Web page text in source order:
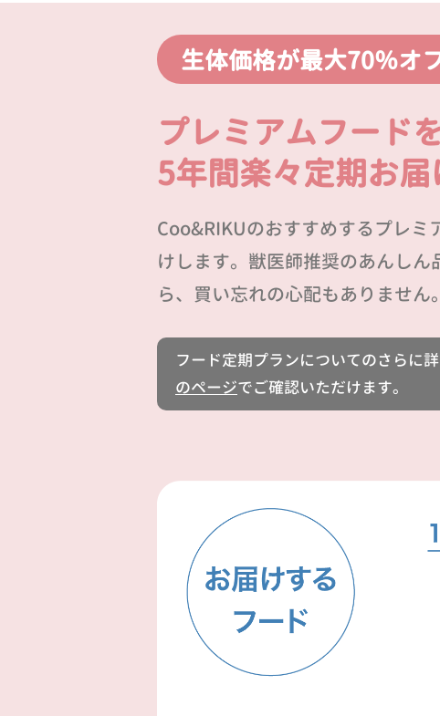
生体価格が最大70％オ
プレミアムフード
5年間楽々定期お届
Coo&RIKUのおすすめするプレミ
けします。獣医師推奨のあんしん
ら、買い忘れの心配もありません。
フード定期プランについてのさらに詳
のページでご確認いただけます。